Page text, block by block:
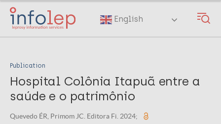
Skip
main
English
Publication
Hospital Colônia Itapuã entre a
saúde e o patrimônio
Quevedo ÉR, Primom JC. Editora Fi. 2024;